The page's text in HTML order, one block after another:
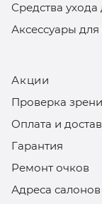
Средства ухода
Аксессуары для
Акции
Проверка
Оплата и
Гарантия
Ремонт очков
Адреса салонов